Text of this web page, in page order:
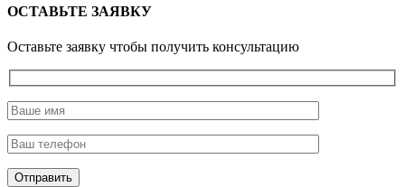
ОСТАВЬТЕ ЗАЯВКУ
Оставьте заявку чтобы получить консультацию